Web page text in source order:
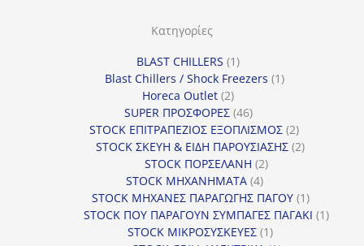
Κατηγορίες
BLAST CHILLERS 11
προϊόν
Blast Chillers / Shock Freezers 11
Horeca Outlet 22
προϊόντα
SUPER ΠΡΟΣΦΟΡΕΣ 4646
προϊόντα
STOCK ΕΠΙΤΡΑΠΕΖΙΟΣ ΕΞΟΠΛΙΣΜΟΣ 22
προϊόντα
STOCK ΣΚΕΥΗ & ΕΙΔΗ ΠΑΡΟΥΣΙΑΣΗΣ 22
STOCK ΠΟΡΣΕΛΑΝΗ 22
STOCK ΜΗΧΑΝΗΜΑΤΑ 44
προϊόντα
STOCK ΜΗΧΑΝΕΣ ΠΑΡΑΓΩΓΗΣ ΠΑΓΟΥ 11
προϊόν
STOCK ΠΟΥ ΠΑΡΑΓΟΥΝ ΣΥΜΠΑΓΕΣ ΠΑΓΑΚΙ 11
STOCK ΜΙΚΡΟΣΥΣΚΕΥΕΣ 11